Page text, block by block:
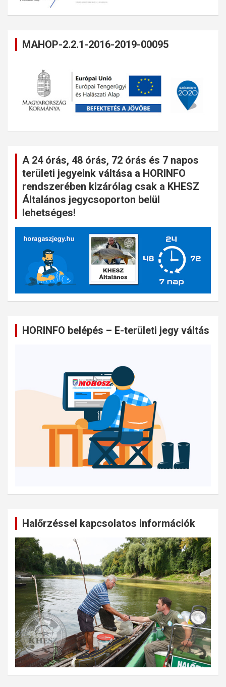
MAHOP-2.2.1-2016-2019-00095
A 24 órás, 48 órás, 72 órás és 7 napos
területi jegyeink váltása a HORINFO
rendszerében kizárólag csak a KHESZ
Általános jegycsoporton belül
lehetséges!
HORINFO belépés – E-területi jegy váltás
Halőrzéssel kapcsolatos információk